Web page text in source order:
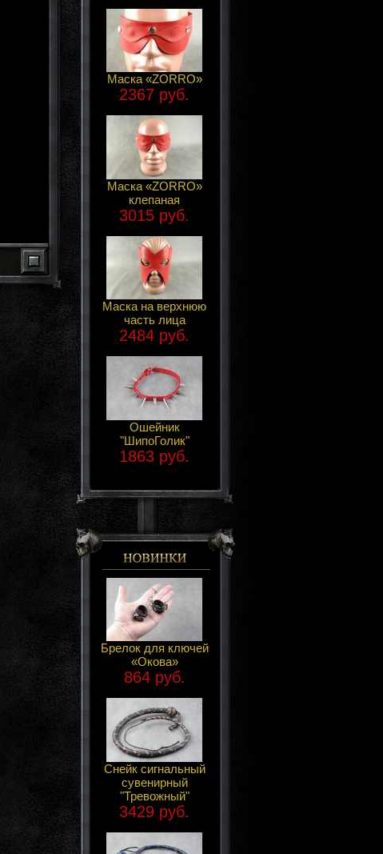
Маска «ZORRO»
2367 руб.
Маска «ZORRO»
клепаная
3015 руб.
Маска на верхнюю
часть лица
2484 руб.
Ошейник
"ШипоГолик"
1863 руб.
Брелок для ключей
«Окова»
864 руб.
Снейк сигнальный
сувенирный
"Тревожный"
3429 руб.